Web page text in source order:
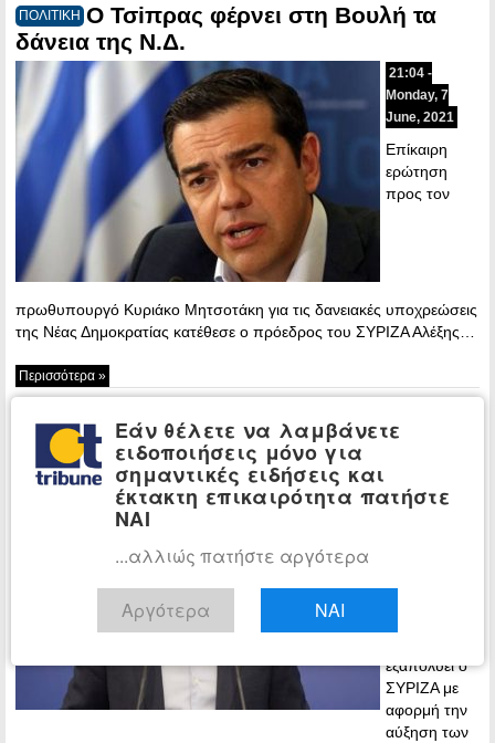
ΠΟΛΙΤΙΚΗ Ο Τσiπρας φέρνει στη Βουλή τα
δάνεια της Ν.Δ.
21:04 -
Monday, 7
June, 2021
Επίκαιρη
ερώτηση
προς τον
πρωθυπουργό Κυριάκο Μητσοτάκη για τις δανειακές υποχρεώσεις
της Νέας Δημοκρατίας κατέθεσε ο πρόεδρος του ΣΥΡΙΖΑ Αλέξης…
Περισσότερα »
ΣΥΡΙΖΑ: «O μπαταχτσής
Μητσοτάκης φορτώνει επιπλέον 30 εκατ.
κάθε χρόνο στις πλάτες του λαού»
22:01 -
εξαπολύει ο
ΣΥΡΙΖΑ με
αφορμή την
αύξηση των
Εάν θέλετε να λαμβάνετε
ειδοποιήσεις μόνο για
σημαντικές ειδήσεις και
έκτακτη επικαιρότητα πατήστε
ΝΑΙ
...αλλιώς πατήστε αργότερα
Αργότερα ΝΑΙ